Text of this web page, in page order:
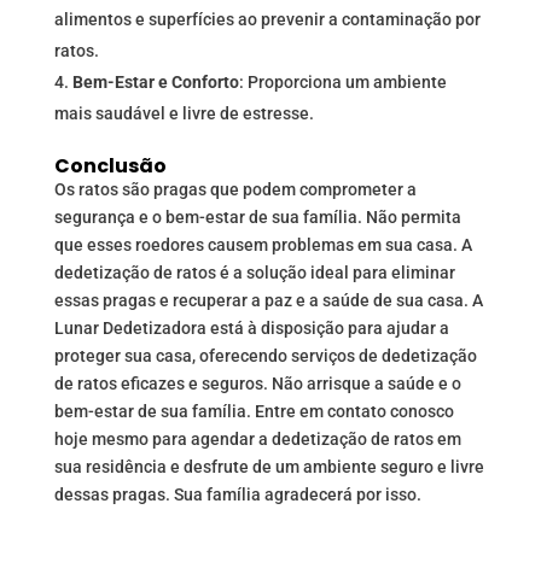
alimentos e superfícies ao prevenir a contaminação por
ratos.
Bem-Estar e Conforto: Proporciona um ambiente
mais saudável e livre de estresse.
Conclusão
Os ratos são pragas que podem comprometer a
segurança e o bem-estar de sua família. Não permita
que esses roedores causem problemas em sua casa. A
dedetização de ratos é a solução ideal para eliminar
essas pragas e recuperar a paz e a saúde de sua casa. A
Lunar Dedetizadora está à disposição para ajudar a
proteger sua casa, oferecendo serviços de dedetização
de ratos eficazes e seguros. Não arrisque a saúde e o
bem-estar de sua família. Entre em contato conosco
hoje mesmo para agendar a dedetização de ratos em
sua residência e desfrute de um ambiente seguro e livre
dessas pragas. Sua família agradecerá por isso.